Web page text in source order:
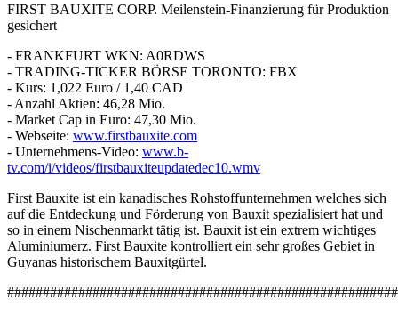
FIRST BAUXITE CORP. Meilenstein-Finanzierung für Produktion
gesichert
- FRANKFURT WKN: A0RDWS
- TRADING-TICKER BÖRSE TORONTO: FBX
- Kurs: 1,022 Euro / 1,40 CAD
- Anzahl Aktien: 46,28 Mio.
- Market Cap in Euro: 47,30 Mio.
- Webseite: www.firstbauxite.com
- Unternehmens-Video: www.b-
tv.com/i/videos/firstbauxiteupdatedec10.wmv
First Bauxite ist ein kanadisches Rohstoffunternehmen welches sich
auf die Entdeckung und Förderung von Bauxit spezialisiert hat und
so in einem Nischenmarkt tätig ist. Bauxit ist ein extrem wichtiges
Aluminiumerz. First Bauxite kontrolliert ein sehr großes Gebiet in
Guyanas historischem Bauxitgürtel.
#######################################################